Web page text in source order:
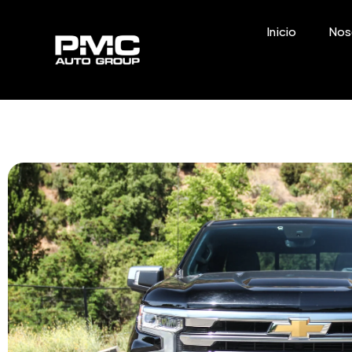
Inicio